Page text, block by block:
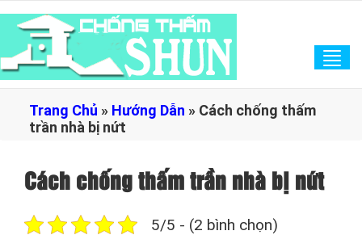
Trang Chủ » Hướng Dẫn » Cách chống thấm
trần nhà bị nứt
Cách chống thấm trần nhà bị nứt
5/5 - (2 bình chọn)